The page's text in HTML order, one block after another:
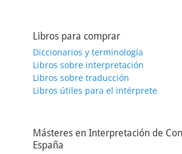
Libros para comprar
Diccionarios y terminología
Libros sobre interpretación
Libros sobre traducción
Libros útiles para el intérprete
Másteres en Interpretación de
España